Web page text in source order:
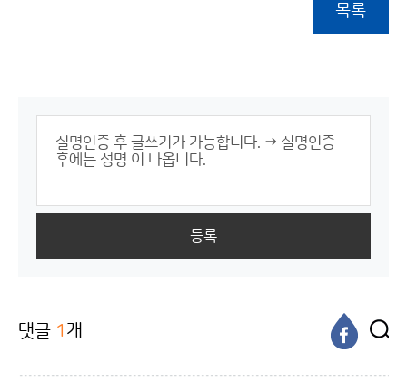
목록
등록
댓글 1 개